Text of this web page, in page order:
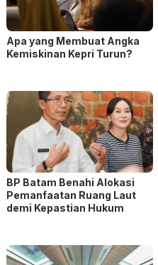
Apa yang Membuat Angka
Kemiskinan Kepri Turun?
BP Batam Benahi Alokasi
Pemanfaatan Ruang Laut
demi Kepastian Hukum